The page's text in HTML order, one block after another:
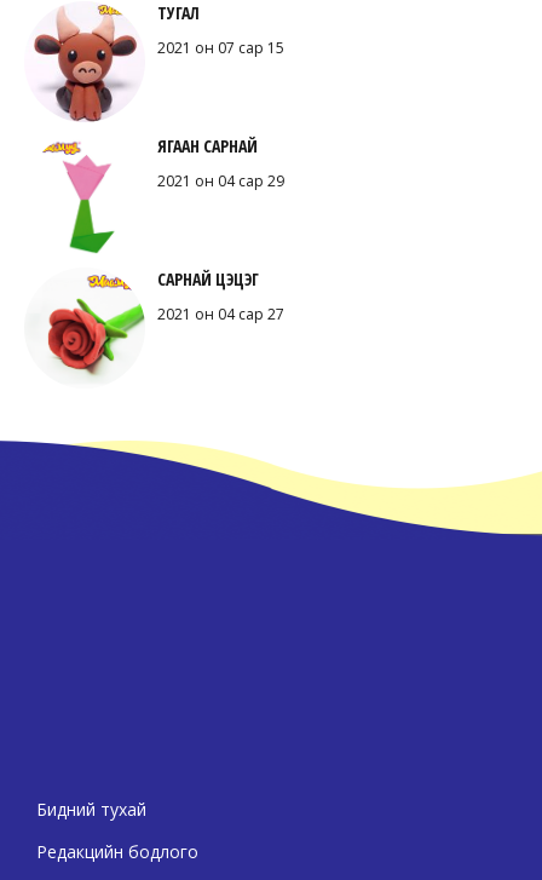
ТУГАЛ
2021 он 07 сар 15
ЯГААН САРНАЙ
2021 он 04 сар 29
САРНАЙ ЦЭЦЭГ
2021 он 04 сар 27
Бидний тухай
Редакцийн бодлого